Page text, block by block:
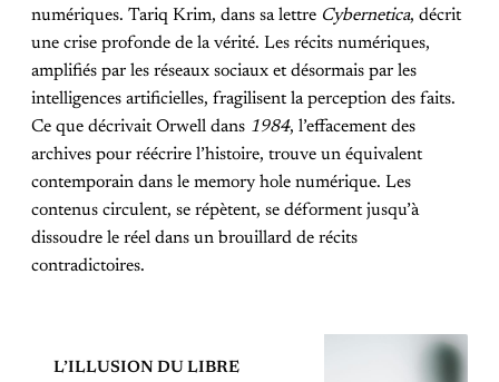
numériques. Tariq Krim, dans sa lettre Cybernetica, décrit
une crise profonde de la vérité. Les récits numériques,
amplifiés par les réseaux sociaux et désormais par les
intelligences artificielles, fragilisent la perception des faits.
Ce que décrivait Orwell dans 1984, l’effacement des
archives pour réécrire l’histoire, trouve un équivalent
contemporain dans le memory hole numérique. Les
contenus circulent, se répètent, se déforment jusqu’à
dissoudre le réel dans un brouillard de récits
contradictoires.
L’ILLUSION DU LIBRE